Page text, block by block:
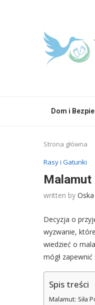
Dom i
Strona główna
Rasy i Gatunki
written by Oska
Decyzja o
wyzwanie,
wiedzieć o
mógł
Spis treści
Malamut: Siła